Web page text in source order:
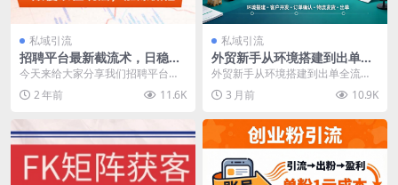
私域引流
招聘平台最新截流术，日稳定
引流300+创业粉，颠覆以往玩
法 加爆微信
今天来给大家分享我们招聘平台引
流创业粉每天400+的方法，也是外
面卖6980的教...
2 年前 11.6K
私域引流
外贸新手从环境搭建到出单全
流程，帮你快速开启合规、高
效的外贸创业之路
外贸新手从环境搭建到出单全流
程，帮你快速开启合规、高效的外
贸创业之路 课程介绍：...
3 月前 10.9K